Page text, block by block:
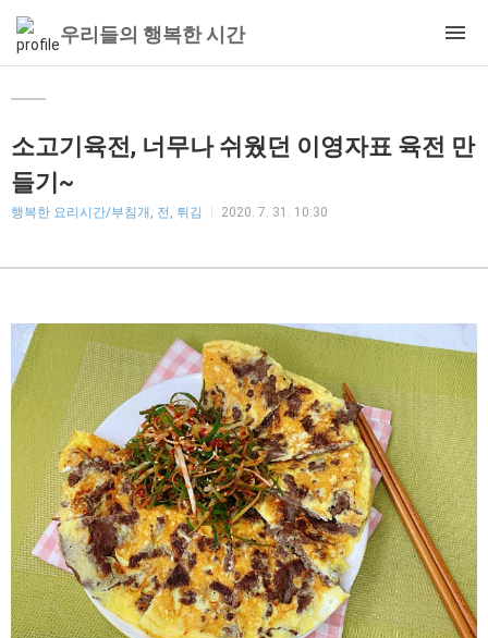
우리들의 행복한 시간
소고기육전, 너무나 쉬웠던 이영자표 육전 만
들기~
행복한 요리시간/부침개, 전, 튀김 2020. 7. 31. 10:30